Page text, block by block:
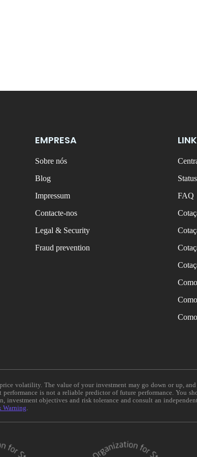
EMPRESA
Sobre nós
Blog
Impressum
Contacte-nos
Legal & Security
Fraud prevention
FAQ
volatility. The value of your investment may go down or up,
is not a reliable predictor of future performance. You
objectives and risk tolerance and consult an
Warning